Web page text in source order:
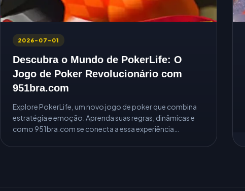
2026-07-01
Descubra o Mundo de PokerLife: O
Jogo de Poker Revolucionário com
951bra.com
Explore PokerLife, um novo jogo de poker que combina
estratégia e emoção. Aprenda suas regras, dinâmicas e
como 951bra.com se conecta a essa experiência